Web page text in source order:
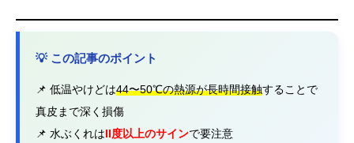
💡 この記事のポイント
📌 低温やけどは44〜50℃の熱源が長時間接触することで
真皮まで深く損傷
📌 水ぶくれはII度以上のサインで要注意